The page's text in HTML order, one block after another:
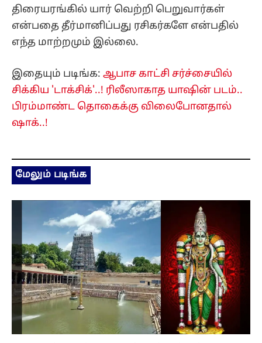
திரையரங்கில் யார் வெற்றி பெறுவார்கள்
என்பதை தீர்மானிப்பது ரசிகர்களே என்பதில்
எந்த மாற்றமும் இல்லை.
இதையும் படிங்க: ஆபாச காட்சி சர்ச்சையில்
சிக்கிய 'டாக்சிக்'..! ரிலீஸாகாத யாஷின் படம்..
பிரம்மாண்ட தொகைக்கு விலைபோனதால்
ஷாக்..!
மேலும் படிங்க